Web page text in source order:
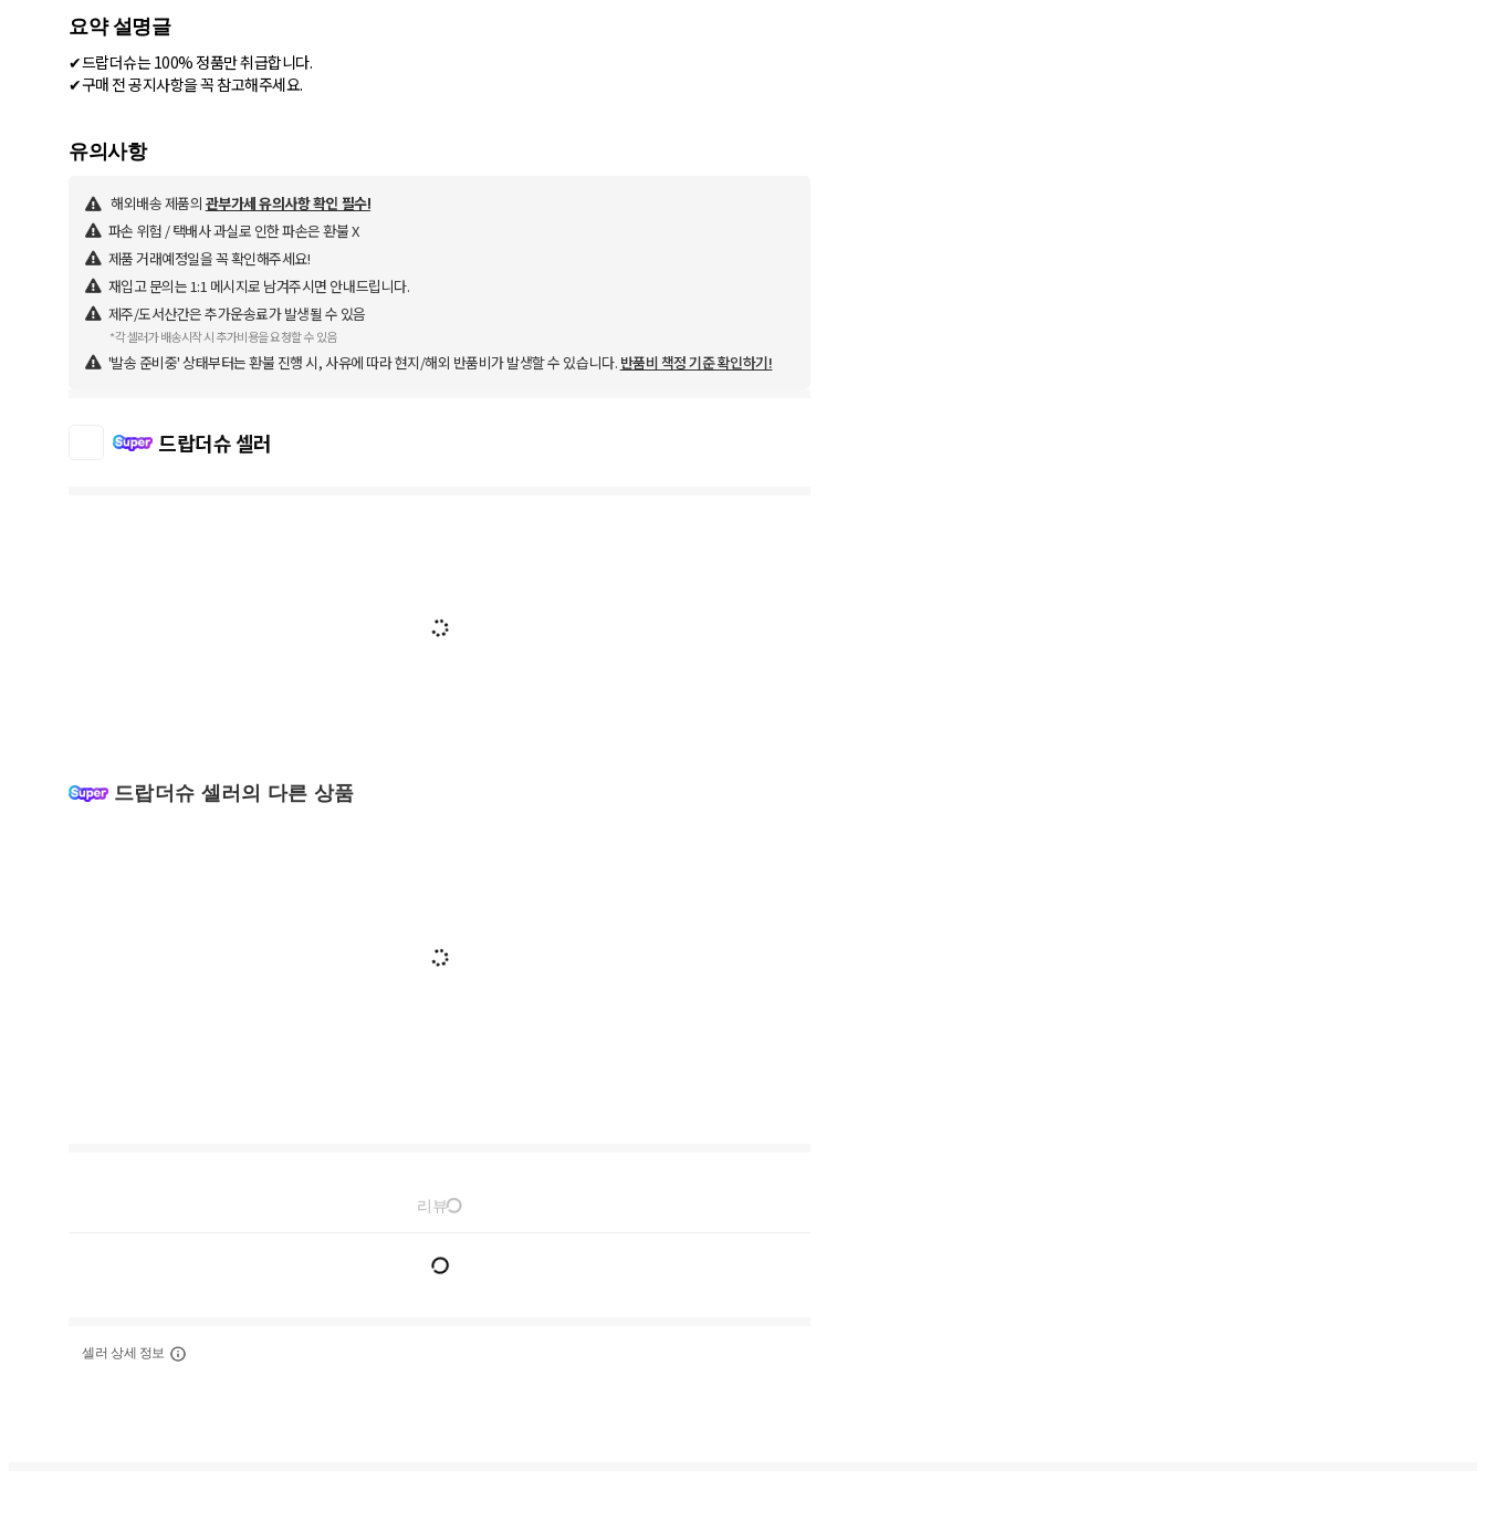
요약 설명글
✔드랍더슈는 100% 정품만 취급합니다.
✔구매 전 공지사항을 꼭 참고해주세요.
유의사항
해외배송 제품의 관부가세 유의사항 확인 필수!
파손 위험 / 택배사 과실로 인한 파손은 환불 X
제품 거래예정일을 꼭 확인해주세요!
재입고 문의는 1:1 메시지로 남겨주시면 안내드립니다.
제주/도서산간은 추가운송료가 발생될 수 있음
*각 셀러가 배송시작 시 추가비용을 요청할 수 있음
'발송 준비중' 상태부터는 환불 진행 시, 사유에 따라 현지/해외 반품비가 발생할 수 있습니다. 반품비 책정 기준 확인하기!
드랍더슈 셀러
드랍더슈 셀러의 다른 상품
리뷰
셀러 상세 정보